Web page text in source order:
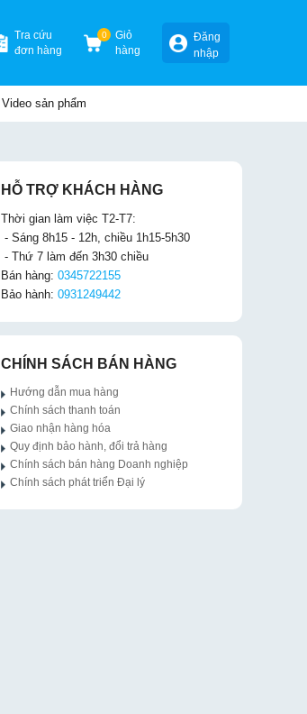
Tra cứu
đơn hàng
0
Giỏ
hàng
Đăng
nhập
Video sản phẩm
HỖ TRỢ KHÁCH HÀNG
Thời gian làm việc T2-T7:
- Sáng 8h15 - 12h, chiều 1h15-5h30
- Thứ 7 làm đến 3h30 chiều
Bán hàng: 0345722155
Bảo hành: 0931249442
CHÍNH SÁCH BÁN HÀNG
Hướng dẫn mua hàng
Chính sách thanh toán
Giao nhận hàng hóa
Quy định bảo hành, đổi trả hàng
Chính sách bán hàng Doanh nghiệp
Chính sách phát triển Đại lý